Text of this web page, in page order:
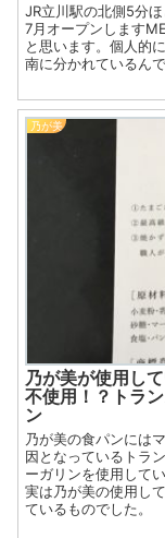
JR立川駅の北側5分
7月オープンします
と思います。個人的
南に分かれているんで
乃が美
乃が美が使用し
不使用！？トラ
ン
乃が美の食パンには
因となっているトラ
ーガリンを使用して
実は乃が美の使用し
ているものでした。